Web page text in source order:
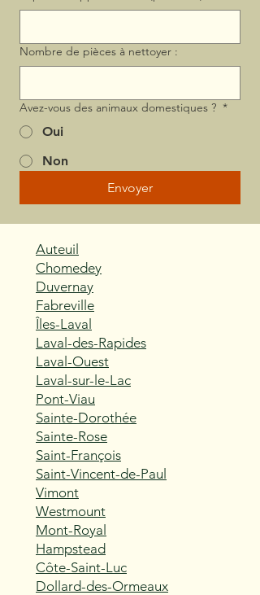
Nombre de pièces à nettoyer :
Avez-vous des animaux domestiques ? *
Oui
Non
Envoyer
Auteuil
Chomedey
Duvernay
Fabreville
Îles-Laval
Laval-des-Rapides
Laval-Ouest
Laval-sur-le-Lac
Pont-Viau
Sainte-Dorothée
Sainte-Rose
Saint-François
Saint-Vincent-de-Paul
Vimont
Westmount
Mont-Royal
Hampstead
Côte-Saint-Luc
Dollard-des-Ormeaux